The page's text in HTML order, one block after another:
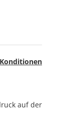
auf der